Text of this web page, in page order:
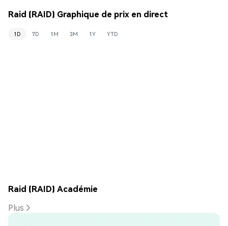
Raid (RAID) Graphique de prix en direct
1D 7D 1M 3M 1Y YTD
Raid (RAID) Académie
Plus